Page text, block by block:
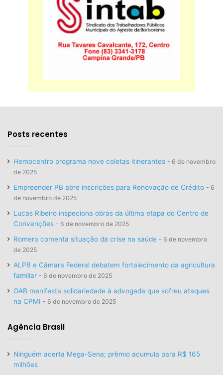
Posts recentes
Hemocentro programa nove coletas itinerantes
6 de novembro
de 2025
Empreender PB abre inscrições para Renovação de Crédito
6
de novembro de 2025
Lucas Ribeiro inspeciona obras da última etapa do Centro de
Convenções
6 de novembro de 2025
Romero comenta situação da crise na saúde
6 de novembro
de 2025
ALPB e Câmara Federal debatem fortalecimento da agricultura
familiar
6 de novembro de 2025
OAB manifesta solidariedade à advogada que sofreu ataques
na CPMI
6 de novembro de 2025
Agência Brasil
Ninguém acerta Mega-Sena; prêmio acumula para R$ 165
milhões